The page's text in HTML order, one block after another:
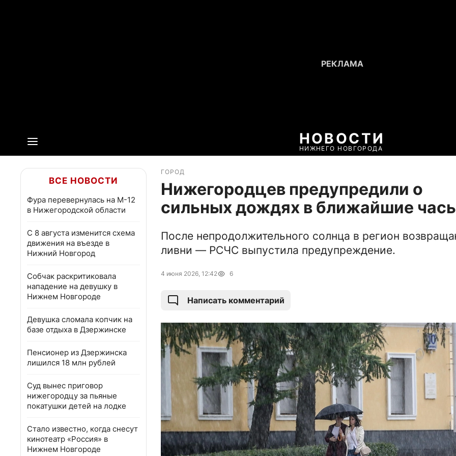
НОВОСТИ
НИЖНЕГО НОВГОРОДА
ВСЕ НОВОСТИ
Фура перевернулась на М-12
в Нижегородской области
С 8 августа изменится схема
движения на въезде в
Нижний Новгород
Собчак раскритиковала
нападение на девушку в
Нижнем Новгороде
Девушка сломала копчик на
базе отдыха в Дзержинске
Пенсионер из Дзержинска
лишился 18 млн рублей
Суд вынес приговор
нижегородцу за пьяные
покатушки детей на лодке
Стало известно, когда снесут
кинотеатр «Россия» в
Нижнем Новгороде
ГОРОД
Нижегородцев предупредили о
сильных дождях в ближайшие
После непродолжительного солнца в регион
ливни — РСЧС выпустила предупреждение.
4 июня 2026, 12:42 6
Написать комментарий